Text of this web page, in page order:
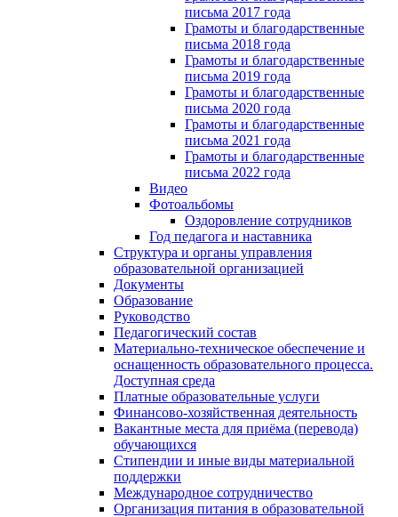
письма 2017 года
Грамоты и благодарственные
письма 2018 года
Грамоты и благодарственные
письма 2019 года
Грамоты и благодарственные
письма 2020 года
Грамоты и благодарственные
письма 2021 года
Грамоты и благодарственные
письма 2022 года
Видео
Фотоальбомы
Оздоровление сотрудников
Год педагога и наставника
Структура и органы управления
образовательной организацией
Документы
Образование
Руководство
Педагогический состав
Материально-техническое обеспечение и
оснащенность образовательного процесса.
Доступная среда
Платные образовательные услуги
Финансово-хозяйственная деятельность
Вакантные места для приёма (перевода)
обучающихся
Стипендии и иные виды материальной
поддержки
Международное сотрудничество
Организация питания в образовательной